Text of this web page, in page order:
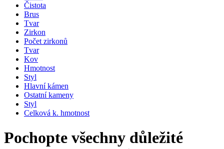
Čistota
Brus
Tvar
Zirkon
Počet zirkonů
Tvar
Kov
Hmotnost
Styl
Hlavní kámen
Ostatní kameny
Styl
Celková k. hmotnost
Pochopte všechny důležité